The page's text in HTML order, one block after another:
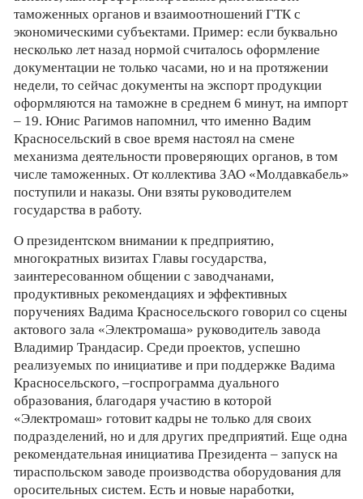
таможенных органов и взаимоотношений ГТК с
экономическими субъектами. Пример: если буквально
несколько лет назад нормой считалось оформление
документации не только часами, но и на протяжении
недели, то сейчас документы на экспорт продукции
оформляются на таможне в среднем 6 минут, на импорт
– 19. Юнис Рагимов напомнил, что именно Вадим
Красносельский в свое время настоял на смене
механизма деятельности проверяющих органов, в том
числе таможенных. От коллектива ЗАО «Молдавкабель»
поступили и наказы. Они взяты руководителем
государства в работу.
О президентском внимании к предприятию,
многократных визитах Главы государства,
заинтересованном общении с заводчанами,
продуктивных рекомендациях и эффективных
поручениях Вадима Красносельского говорил со сцены
актового зала «Электромаша» руководитель завода
Владимир Трандасир. Среди проектов, успешно
реализуемых по инициативе и при поддержке Вадима
Красносельского, –госпрограмма дуального
образования, благодаря участию в которой
«Электромаш» готовит кадры не только для своих
подразделений, но и для других предприятий. Еще одна
рекомендательная инициатива Президента – запуск на
тираспольском заводе производства оборудования для
оросительных систем. Есть и новые наработки,